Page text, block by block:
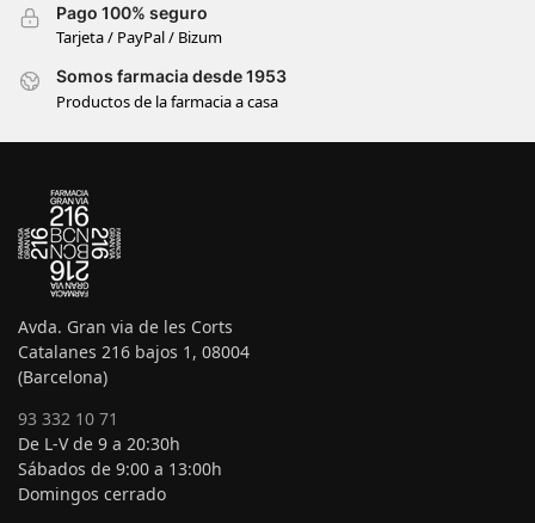
Pago 100% seguro
Tarjeta / PayPal / Bizum
Somos farmacia desde 1953
Productos de la farmacia a casa
Avda. Gran via de les Corts
Catalanes 216 bajos 1, 08004
(Barcelona)
93 332 10 71
De L-V de 9 a 20:30h
Sábados de 9:00 a 13:00h
Domingos cerrado